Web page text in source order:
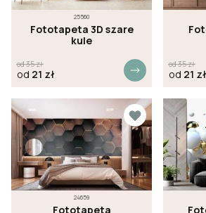
25560
Fototapeta 3D szare
kule
od35zł
od 21 zł
od35zł
od 21 zł
24659
Fototapeta